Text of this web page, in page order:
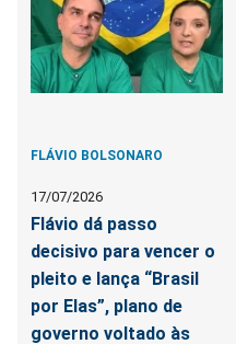
FLÁVIO BOLSONARO
17/07/2026
Flávio dá passo
decisivo para vencer o
pleito e lança “Brasil
por Elas”, plano de
governo voltado às